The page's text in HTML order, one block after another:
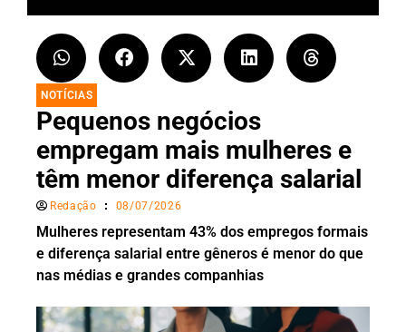
NOTÍCIAS
Pequenos negócios
empregam mais mulheres e
têm menor diferença salarial
Redação 08/07/2026
Mulheres representam 43% dos empregos formais
e diferença salarial entre gêneros é menor do que
nas médias e grandes companhias